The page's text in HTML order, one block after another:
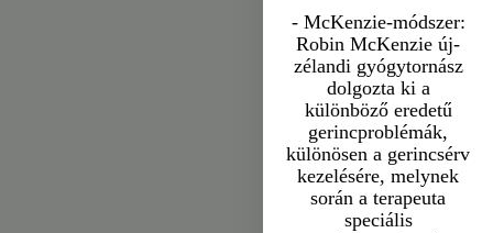
- McKenzie-módszer:
Robin McKenzie új-
zélandi gyógytornász
dolgozta ki a
különböző eredetű
gerincproblémák,
különösen a gerincsérv
kezelésére, melynek
során a terapeuta
speciális